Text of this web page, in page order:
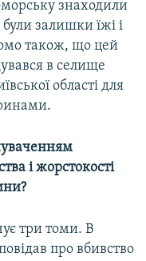
знаходили
залишки їжі і
також, що цей
в селище
області для
і жорстокості
три томи. В
про вбивство